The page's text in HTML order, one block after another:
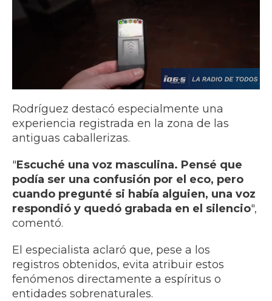
Rodríguez destacó especialmente una
experiencia registrada en la zona de las
antiguas caballerizas.
"Escuché una voz masculina. Pensé que
podía ser una confusión por el eco, pero
cuando pregunté si había alguien, una voz
respondió y quedó grabada en el silencio",
comentó.
El especialista aclaró que, pese a los
registros obtenidos, evita atribuir estos
fenómenos directamente a espíritus o
entidades sobrenaturales.